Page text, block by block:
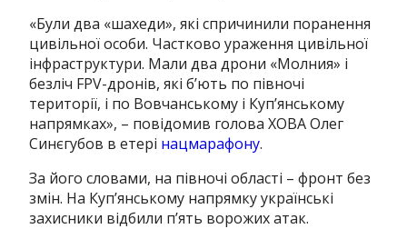
«Були два «шахеди», які спричинили поранення
цивільної особи. Частково ураження цивільної
інфраструктури. Мали два дрони «Молния» і
безліч FPV-дронів, які б’ють по півночі
території, і по Вовчанському і Куп’янському
напрямках», – повідомив голова ХОВА Олег
Синєгубов в етері нацмарафону.
За його словами, на півночі області – фронт без
змін. На Куп’янському напрямку українські
захисники відбили п’ять ворожих атак.